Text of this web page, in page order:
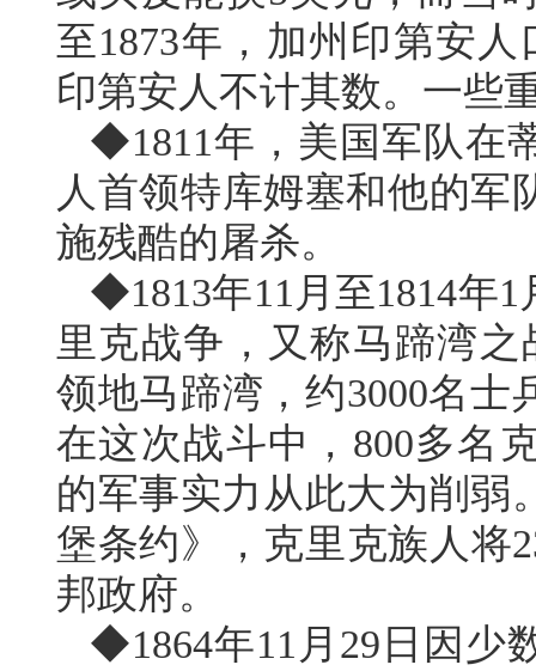
至1873年，加州印第安
印第安人不计其数。一些
◆1811年，美国军队在
人首领特库姆塞和他的军
施残酷的屠杀。
◆1813年11月至1814年
里克战争，又称马蹄湾之
领地马蹄湾，约3000名
在这次战斗中，800多名
的军事实力从此大为削弱
堡条约》，克里克族人将
邦政府。
◆1864年11月29日因少